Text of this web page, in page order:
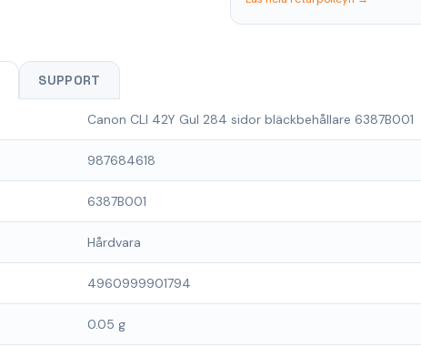
SUPPORT
Canon CLI 42Y Gul 284 sidor bläckbehållare 6387B001
987684618
6387B001
Hårdvara
4960999901794
0.05 g